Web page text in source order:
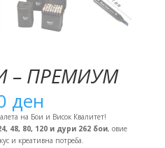
– ПРЕМИУМ
денrange:
300 ден
through
на Бои и Висок Квалитет!
48, 80, 120 и дури 262 бои, овие
и креативна потреба.